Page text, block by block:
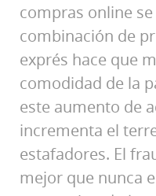
compras online
combinación de
exprés hace que
comodidad de la
este aumento de
incrementa el
estafadores. El
mejor que nunca